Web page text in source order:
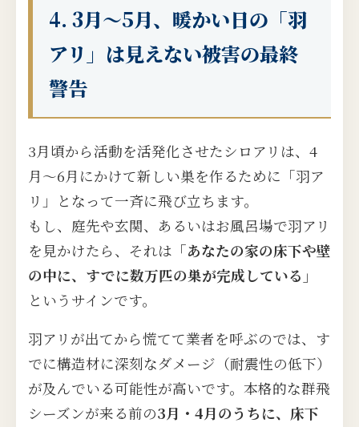
4. 3月〜5月、暖かい日の「羽
アリ」は見えない被害の最終
警告
3月頃から活動を活発化させたシロアリは、4
月〜6月にかけて新しい巣を作るために「羽ア
リ」となって一斉に飛び立ちます。
もし、庭先や玄関、あるいはお風呂場で羽アリ
を見かけたら、それは 「あなたの家の床下や壁
の中に、すでに数万匹の巣が完成している」
というサインです。
羽アリが出てから慌てて業者を呼ぶのでは、す
でに構造材に深刻なダメージ（耐震性の低下）
が及んでいる可能性が高いです。本格的な群飛
シーズンが来る前の3月・4月のうちに、床下